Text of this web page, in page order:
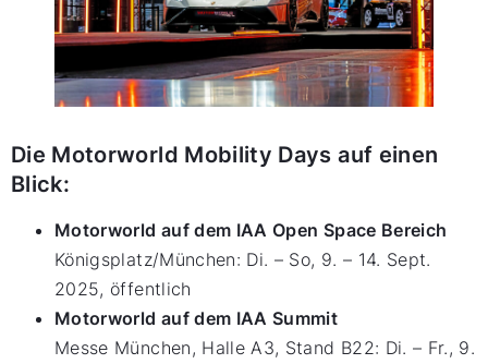
Die Motorworld Mobility Days auf einen
Blick:
Motorworld auf dem IAA Open Space Bereich
Königsplatz/München: Di. – So, 9. – 14. Sept.
2025, öffentlich
Motorworld auf dem IAA Summit
Messe München, Halle A3, Stand B22: Di. – Fr., 9.